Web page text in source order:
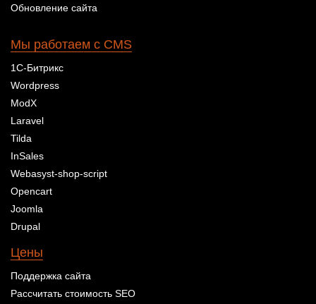
Обновление сайта
Мы работаем с CMS
1С-Битрикс
Wordpress
ModX
Laravel
Tilda
InSales
Webasyst-shop-script
Opencart
Joomla
Drupal
Цены
Поддержка сайта
Рассчитать стоимость SEO